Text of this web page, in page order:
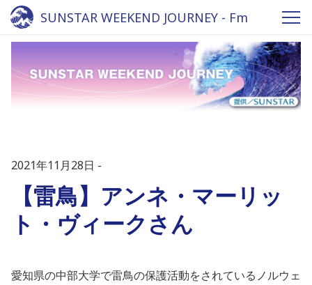
SUNSTAR WEEKEND JOURNEY - Fm
yokohama 84.7
2021年11月28日
【雷鳥】アンネ・マーリッ
ト・ヴィークさん
愛知県の中部大学で雷鳥の保護活動をされているノルウェ